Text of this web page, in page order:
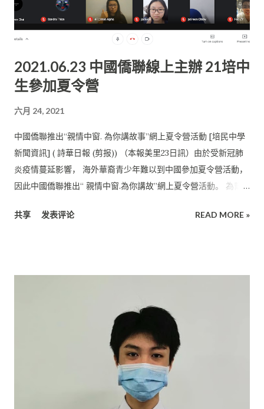
林咸亨希望透過交流會雙方都可以透過交流集思廣益， 分享操辦
團聯會活動的經驗，希望日後兩校團聯會可以越做越好， 走向輝
煒校長深感滿意。 他認為， 這些學生們能透過交流意識到自己不
足之處並願意向對方虛心學習與 改進，誠屬難得。 他希望學生們
2021.06.23 中國僑聯線上主辦 21培中
生參加夏令營
六月 24, 2021
中國僑聯推出“親情中窗. 為你講故事”網上夏令營活動 [培民中學
新聞資訊] ( 詩華日報 (剪报)) （本報美里23日訊）由於受新冠肺
炎疫情蔓延影響， 海外華裔青少年難以到中國參加夏令營活動，
因此中國僑聯推出“ 親情中窗.為你講故”網上夏令營活動。 為幫
和中華文化，並獲取抗疫知識，中國僑聯推出“ 親情中窗.為你講
《 先鋒人物》--鍾南山、袁隆平及屠呦呦的故事。 學生通過
“聽、看、讀”音視頻故事，完成網上打卡、視頻對話、 作業展示
等小任務，嘗試體會中華文化的博大精深。 增廣見聞參加辯論 營
員代表江芷兒表示非常感謝主辦方、老師及營員這15日的陪伴。
“夏令營讓我充實地度過兩個星期的學校假期之余， 還讓我增廣
見聞，了解了諸多英雄的偉大事跡， 也體驗了刺激的辯論賽，從
共享 发表评论 READ MORE »